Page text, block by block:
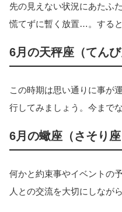
先の見えない状況にあたふ
慌てずに暫く放置…。すると
6月の天秤座（てん
この時期は思い通りに事が
行してみましょう。今まで
6月の蠍座（さそり
何かと約束事やイベントの
人との交流を大切にしなが